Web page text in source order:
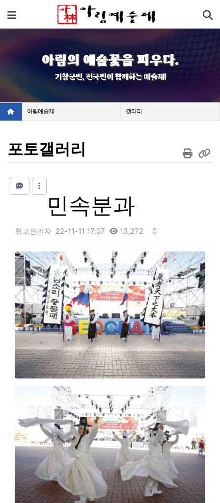
메뉴
아림의 예술꽃을 피우다.
거창군민, 전국민이 함께하는 예술제!
아림예술제 갤러리
포토갤러리
민속분과
최고관리자 22-11-11 17:07 13,272 0
본문